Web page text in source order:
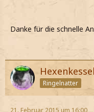
Danke für die schnelle
Hexenkessel
Ringelnatter